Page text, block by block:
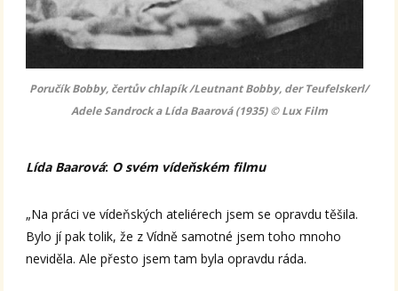
Poručík Bobby, čertův chlapík /Leutnant Bobby, der Teufelskerl/
Adele Sandrock a Lída Baarová (1935) © Lux Film
Lída Baarová: O svém vídeňském filmu
„Na práci ve vídeňských ateliérech jsem se opravdu těšila.
Bylo jí pak tolik, že z Vídně samotné jsem toho mnoho
neviděla. Ale přesto jsem tam byla opravdu ráda.